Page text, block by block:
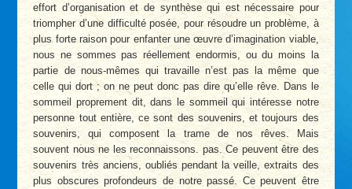
effort d’organisation et de synthèse qui est nécessaire pour
triompher d’une difficulté posée, pour résoudre un problème, à
plus forte raison pour enfanter une œuvre d’imagination viable,
nous ne sommes pas réellement endormis, ou du moins la
partie de nous-mêmes qui travaille n’est pas la même que
celle qui dort ; on ne peut donc pas dire qu’elle rêve. Dans le
sommeil proprement dit, dans le sommeil qui intéresse notre
personne tout entière, ce sont des souvenirs, et toujours des
souvenirs, qui composent la trame de nos rêves. Mais
souvent nous ne les reconnaissons. pas. Ce peuvent être des
souvenirs très anciens, oubliés pendant la veille, extraits des
plus obscures profondeurs de notre passé. Ce peuvent être